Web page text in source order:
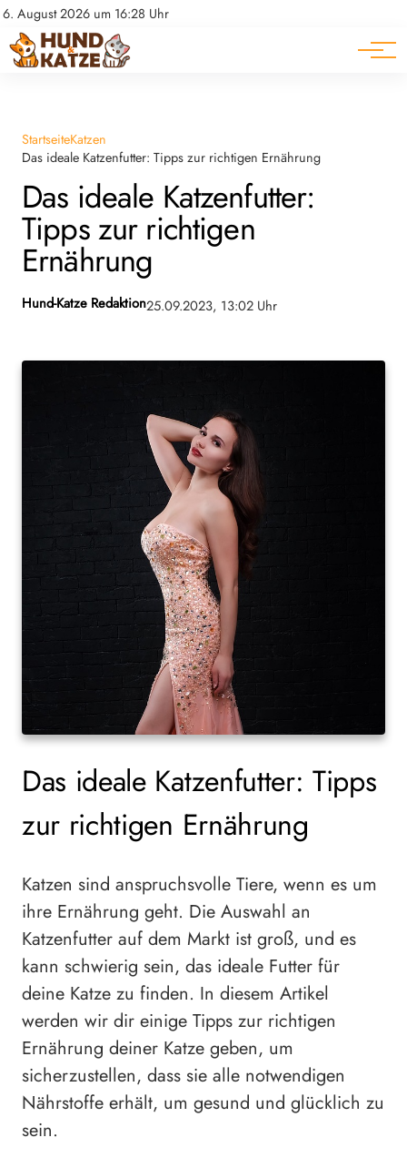
6. August 2026 um 16:28 Uhr
Datenschutz
Impressum
Pferde
Ratgeber
StartseiteKatzen
Das ideale Katzenfutter: Tipps zur richtigen Ernährung
Das ideale Katzenfutter:
Tipps zur richtigen
Ernährung
Hund-Katze Redaktion25.09.2023, 13:02 Uhr
Das ideale Katzenfutter: Tipps
zur richtigen Ernährung
Katzen sind anspruchsvolle Tiere, wenn es um
ihre Ernährung geht. Die Auswahl an
Katzenfutter auf dem Markt ist groß, und es
kann schwierig sein, das ideale Futter für
deine Katze zu finden. In diesem Artikel
werden wir dir einige Tipps zur richtigen
Ernährung deiner Katze geben, um
sicherzustellen, dass sie alle notwendigen
Nährstoffe erhält, um gesund und glücklich zu
sein.